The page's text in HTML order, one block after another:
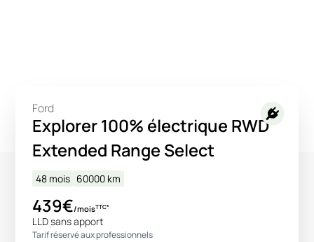
Ford
Explorer 100% électrique RWD
Extended Range Select
48 mois 60000 km
439€/moisTTC*
LLD sans apport
Tarif réservé aux professionnels